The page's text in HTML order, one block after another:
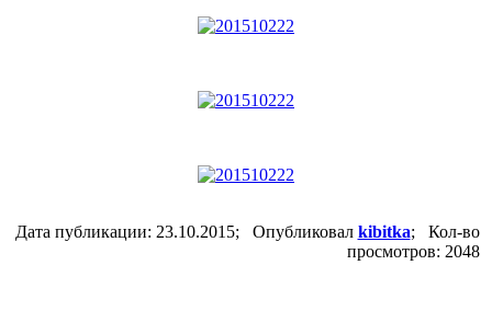
Дата публикации: 23.10.2015; Опубликовал kibitka; Кол-во
просмотров: 2048